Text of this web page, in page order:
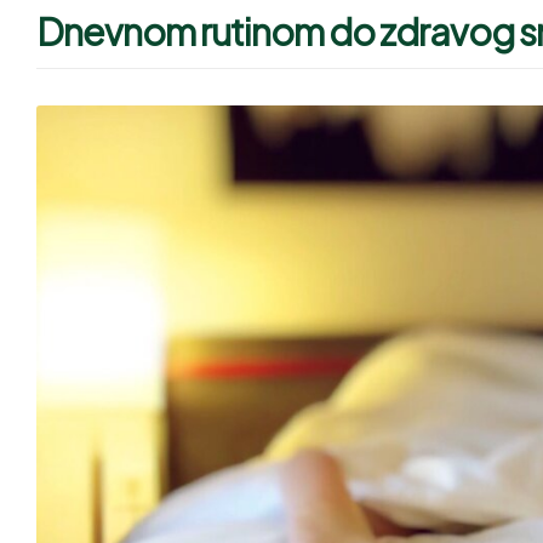
Dnevnom rutinom do zdravog